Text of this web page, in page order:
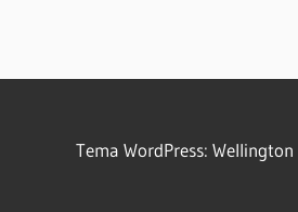
Tema WordPress: